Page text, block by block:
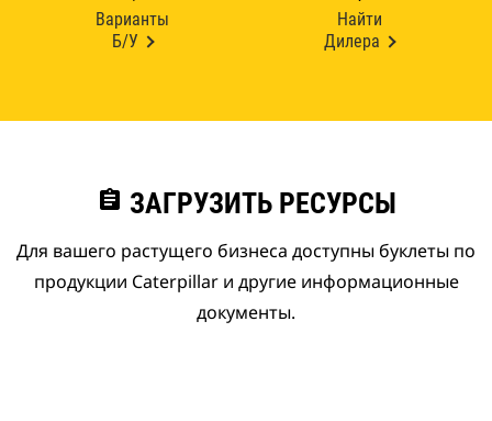
Варианты
Б/У
Найти
Дилера
assignment ЗАГРУЗИТЬ РЕСУРСЫ
Для вашего растущего бизнеса доступны буклеты по
продукции Caterpillar и другие информационные
документы.